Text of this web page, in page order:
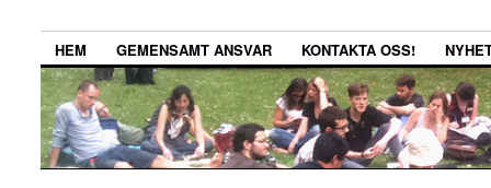
HEM GEMENSAMT ANSVAR KONTAKTA OSS!